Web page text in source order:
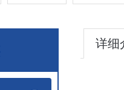
详细